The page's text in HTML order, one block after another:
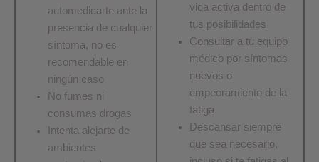
automedicarte ante la
presencia de cualquier
síntoma, no es
recomendable en
ningún caso
No fumes ni
consumas drogas
Intenta alejarte de
ambientes
vida activa dentro de
tus posibilidades
Consultar a tu equipo
médico por síntomas
nuevos o
empeoramiento de la
fatiga.
Descansar siempre
que sea necesario,